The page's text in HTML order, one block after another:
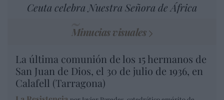
Ceuta celebra Nuestra Señora de África
Minucias visuales
La última comunión de los 15 hermanos de
San Juan de Dios, el 30 de julio de 1936, en
Calafell (Tarragona)